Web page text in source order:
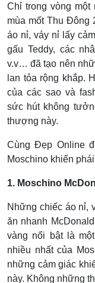
Chỉ trong vòng một
mùa mốt Thu Đông
áo nỉ, váy nỉ lấy
gấu Teddy, các
v.v… đã tạo nên
lan tỏa rộng khắp.
của các sao và
sức hút không
thượng này.
Cùng Đẹp Online
Moschino khiến
1. Moschino
Những chiếc áo nỉ,
ăn nhanh
vàng nổi bật là
nhiều nhất của
những cảm giác
này. Không những